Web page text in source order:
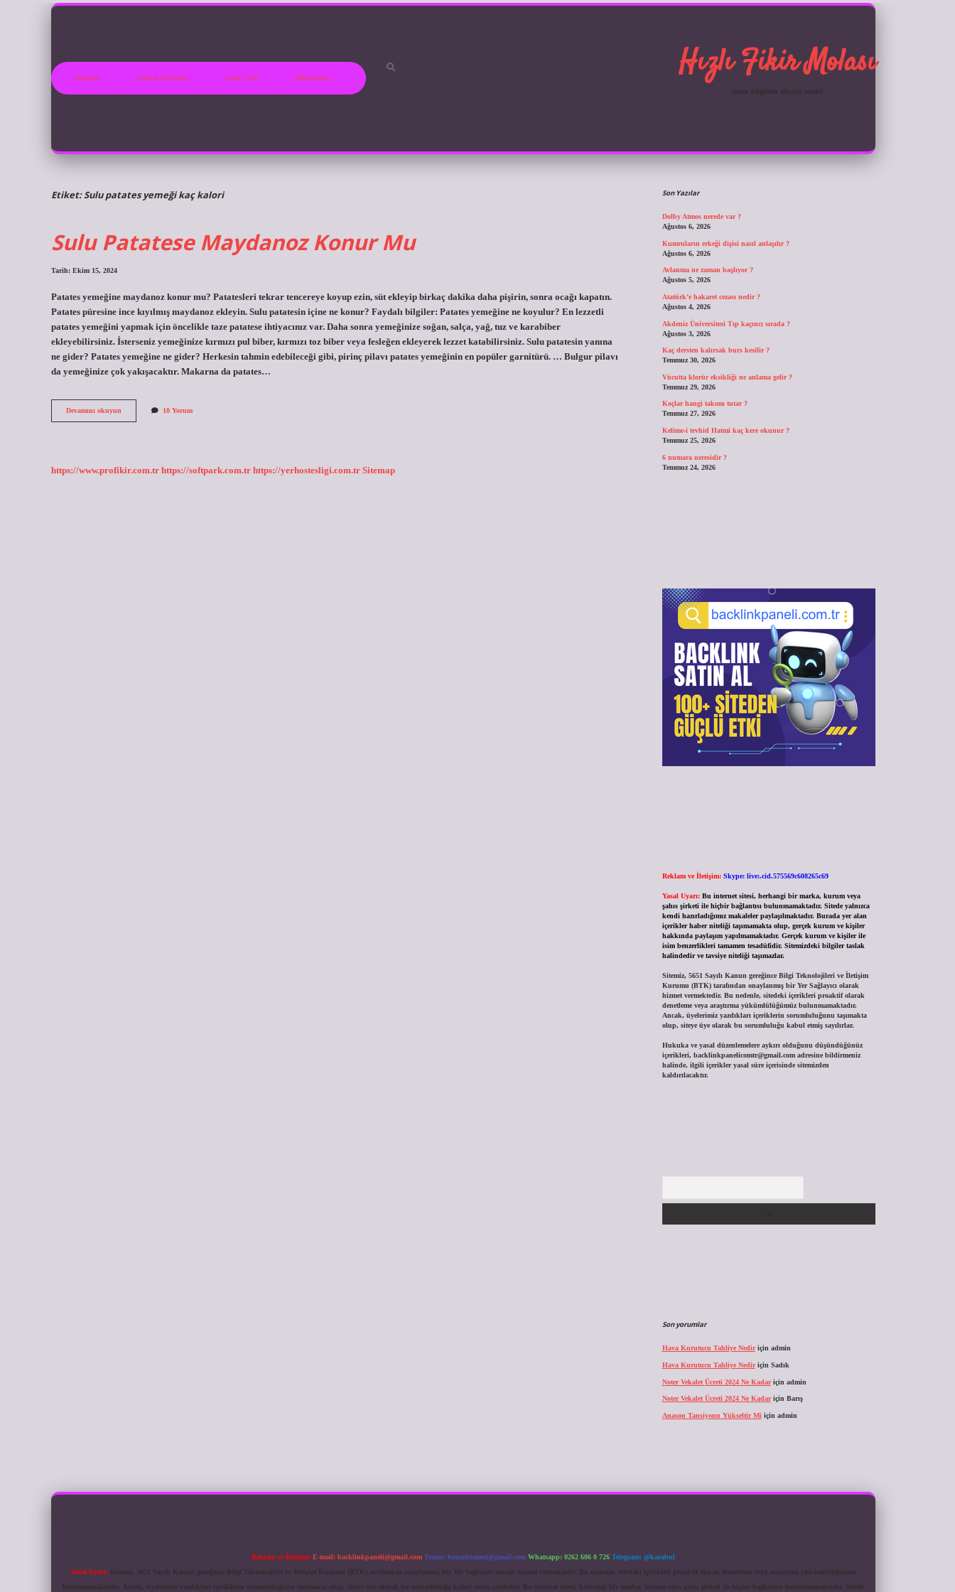
Anasayfa Gizlilik Politikası Yasal Uyarı Hakkımızda Hızlı Fikir Molası
Anlık bilgilerle zihnini tazele!
Etiket:Sulu patates yemeği kaç kalori
Sulu Patatese Maydanoz Konur Mu
Tarih: Ekim 15, 2024
Patates yemeğine maydanoz konur mu? Patatesleri tekrar tencereye koyup ezin, süt ekleyip birkaç dakika daha pişirin, sonra ocağı kapatın.
Patates püresine ince kıyılmış maydanoz ekleyin. Sulu patatesin içine ne konur? Faydalı bilgiler: Patates yemeğine ne koyulur? En lezzetli
patates yemeğini yapmak için öncelikle taze patatese ihtiyacınız var. Daha sonra yemeğinize soğan, salça, yağ, tuz ve karabiber
ekleyebilirsiniz. İsterseniz yemeğinize kırmızı pul biber, kırmızı toz biber veya fesleğen ekleyerek lezzet katabilirsiniz. Sulu patatesin yanına
ne gider? Patates yemeğine ne gider? Herkesin tahmin edebileceği gibi, pirinç pilavı patates yemeğinin en popüler garnitürü. … Bulgur pilavı
da yemeğinize çok yakışacaktır. Makarna da patates…
Devamını okuyun
Patatese
10 Yorum
https://www.profikir.com.tr https://softpark.com.tr https://yerhostesligi.com.tr Sitemap
Sidebar
Son Yazılar
Dolby Atmos nerede var ?
Ağustos 6, 2026
Kumruların erkeği dişisi nasıl anlaşılır ?
Ağustos 6, 2026
Avlanma ne zaman başlıyor ?
Ağustos 5, 2026
Atatürk’e hakaret cezası nedir ?
Ağustos 4, 2026
Akdeniz Üniversitesi Tıp kaçıncı sırada ?
Ağustos 3, 2026
Kaç dersten kalırsak burs kesilir ?
Temmuz 30, 2026
Vücutta klorür eksikliği ne anlama gelir ?
Temmuz 29, 2026
Koçlar hangi takımı tutar ?
Temmuz 27, 2026
Kelime-i tevhid Hatmi kaç kere okunur ?
Temmuz 25, 2026
6 numara neresidir ?
Temmuz 24, 2026
Reklam ve İletişim: Skype: live:.cid.575569c608265c69
Yasal Uyarı: Bu internet sitesi, herhangi bir marka, kurum veya
şahıs şirketi ile hiçbir bağlantısı bulunmamaktadır. Sitede yalnızca
kendi hazırladığımız makaleler paylaşılmaktadır. Burada yer alan
içerikler haber niteliği taşımamakta olup, gerçek kurum ve kişiler
hakkında paylaşım yapılmamaktadır. Gerçek kurum ve kişiler ile
isim benzerlikleri tamamen tesadüfidir. Sitemizdeki bilgiler taslak
halindedir ve tavsiye niteliği taşımazlar.
Sitemiz, 5651 Sayılı Kanun gereğince Bilgi Teknolojileri ve İletişim
Kurumu (BTK) tarafından onaylanmış bir Yer Sağlayıcı olarak
hizmet vermektedir. Bu nedenle, sitedeki içerikleri proaktif olarak
denetleme veya araştırma yükümlülüğümüz bulunmamaktadır.
Ancak, üyelerimiz yazdıkları içeriklerin sorumluluğunu taşımakta
olup, siteye üye olarak bu sorumluluğu kabul etmiş sayılırlar.
Hukuka ve yasal düzenlemelere aykırı olduğunu düşündüğünüz
içerikleri, backlinkpanelicomtr@gmail.comadresine bildirmeniz
halinde, ilgili içerikler yasal süre içerisinde sitemizden
kaldırılacaktır.
Son yorumlar
Hava Kurutucu Tahliye Nediriçin admin
Hava Kurutucu Tahliye Nediriçin Sadık
Noter Vekalet Ücreti 2024 Ne Kadariçin admin
Noter Vekalet Ücreti 2024 Ne Kadariçin Barış
Anason Tansiyonu Yükseltir Mi için admin
Reklam ve İletişim: E-mail: backlinkpaneli@gmail.com Teams: forumhizmeti@gmail.com Whatsapp: 0262 606 0 726 Telegram: @karabul
Yasal Uyarı: Sitemiz, 5651 Sayılı Kanun gereğince Bilgi Teknolojileri ve İletişim Kurumu (BTK) tarafından onaylanmış bir Yer Sağlayıcı olarak hizmet vermektedir. Bu nedenle, sitedeki içerikleri proaktif olarak denetleme veya araştırma yükümlülüğümüz
bulunmamaktadır. Ancak, üyelerimiz yazdıkları içeriklerin sorumluluğunu taşımakta olup, siteye üye olarak bu sorumluluğu kabul etmiş sayılırlar. Bu internet sitesi, herhangi bir marka, kurum veya şahıs şirketi ile hiçbir bağlantısı bulunmamaktadır. Sitede